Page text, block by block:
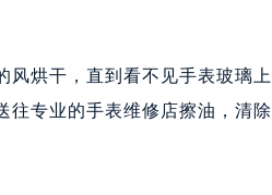
烘干，直到看不见手表玻璃上
往专业的手表维修店擦油，清除